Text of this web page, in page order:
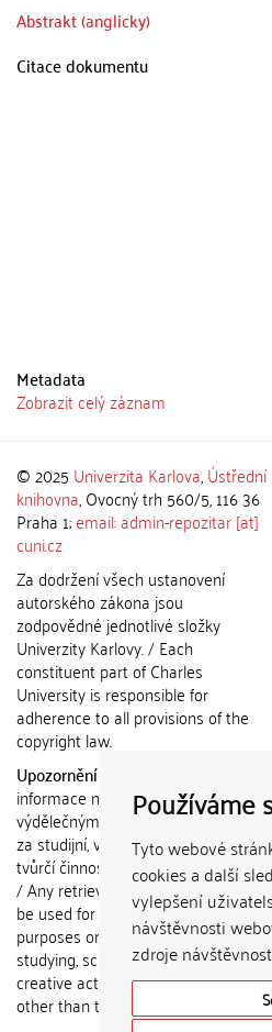
Používáme
Tyto webové
cookies a další
vylepšení
návštěvnosti
zdroje
Abstrakt (anglicky)
Citace dokumentu
Metadata
Zobrazit celý záznam
© 2025 Univerzita Karlova,Ústřední
knihovna, Ovocný trh 560/5, 116 36
Praha 1;email: admin-repozitar [at]
cuni.cz
Za dodržení všech ustanovení
autorského zákona jsou
zodpovědné jednotlivé složky
Univerzity Karlovy. / Each
constituent part of Charles
University is responsible for
adherence to all provisions of the
copyright law.
Upozornění / Notice:
informace nemohou být použity k
výdělečným účelům nebo vydávány
za studijní, vědeckou nebo jinou
tvůrčí činnost jiné osoby než autora.
/ Any retrieved information shall not
be used for any commercial
purposes or claimed as results of
studying, scientific or any other
creative activities of any person
other than the author.